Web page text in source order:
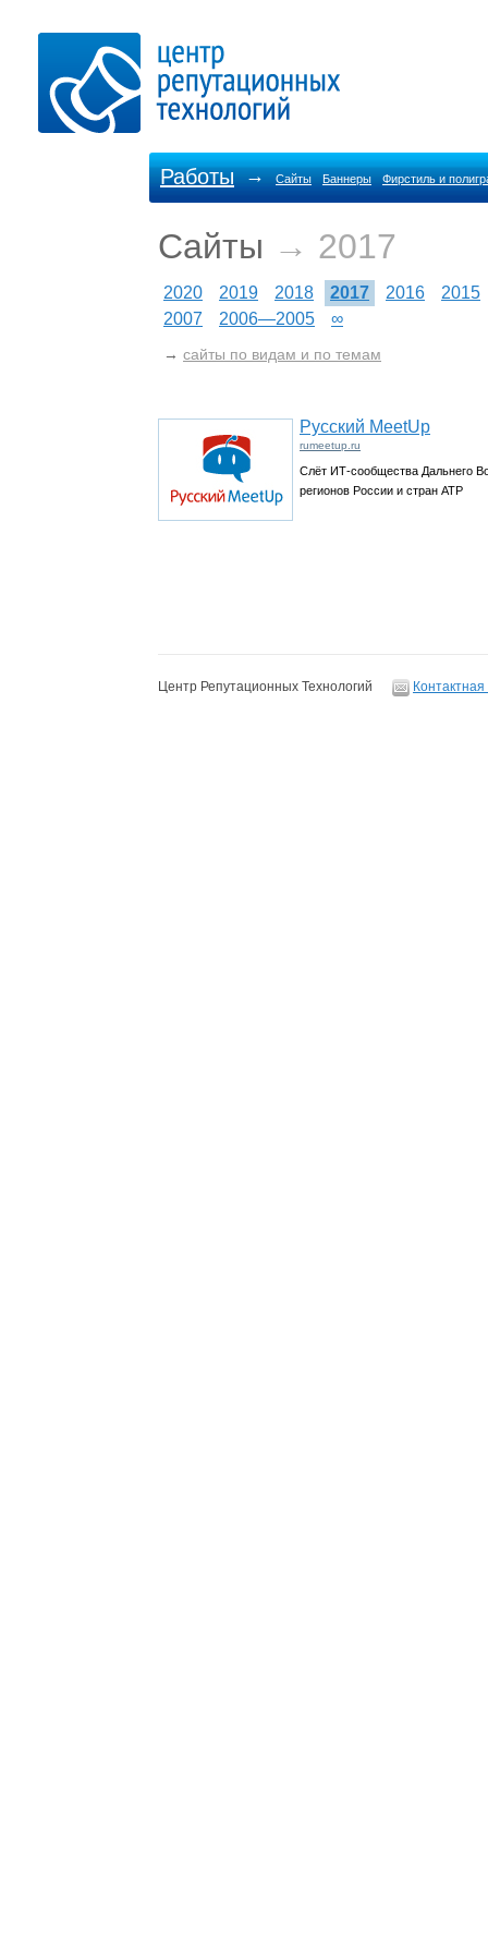
Работы → Сайты Баннеры Фирстиль и
Сайты → 2017
2020 2019 2018 2017 2016
2015
2007
2006—2005 ∞
→ сайты по видам и по темам
Русский MeetUp
rumeetup.ru
Слёт ИТ-сообщества Дальнего
регионов России и стран АТР
Центр Репутационных Технологий